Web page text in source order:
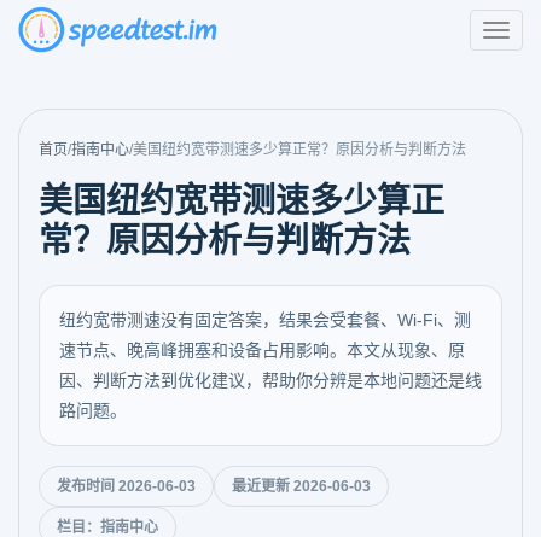
首页/指南中心/美国纽约宽带测速多少算正常？原因分析与判断方法
美国纽约宽带测速多少算正
常？原因分析与判断方法
纽约宽带测速没有固定答案，结果会受套餐、Wi-Fi、测
速节点、晚高峰拥塞和设备占用影响。本文从现象、原
因、判断方法到优化建议，帮助你分辨是本地问题还是线
路问题。
发布时间 2026-06-03 最近更新 2026-06-03
栏目：指南中心